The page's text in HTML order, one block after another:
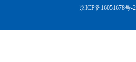
京ICP备16051678号-2